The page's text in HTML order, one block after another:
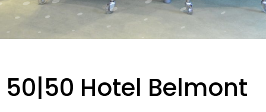
50|50 Hotel Belmont